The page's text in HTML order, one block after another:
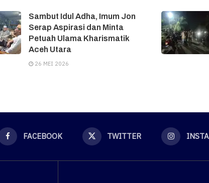
Sambut Idul Adha, Imum Jon
Serap Aspirasi dan Minta
Petuah Ulama Kharismatik
Aceh Utara
26 MEI 2026
FACEBOOK TWITTER